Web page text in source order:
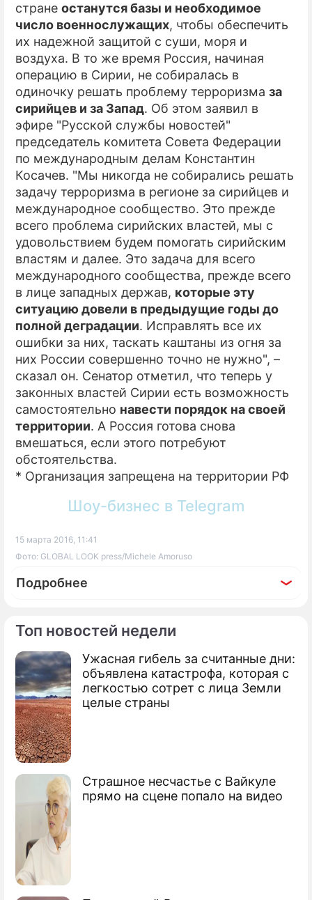
Топ новостей недели
Ужасная гибель за считанные дни:
объявлена катастрофа, которая с
легкостью сотрет с лица Земли
целые страны
Страшное несчастье с Вайкуле
прямо на сцене попало на видео
стране останутся базы и необходимое
число военнослужащих, чтобы обеспечить
их надежной защитой с суши, моря и
воздуха. В то же время Россия, начиная
операцию в Сирии, не собиралась в
одиночку решать проблему терроризма за
сирийцев и за Запад. Об этом заявил в
эфире "Русской службы новостей"
председатель комитета Совета Федерации
по международным делам Константин
Косачев. "Мы никогда не собирались решать
задачу терроризма в регионе за сирийцев и
международное сообщество. Это прежде
всего проблема сирийских властей, мы с
удовольствием будем помогать сирийским
властям и далее. Это задача для всего
международного сообщества, прежде всего
в лице западных держав, которые эту
ситуацию довели в предыдущие годы до
полной деградации. Исправлять все их
ошибки за них, таскать каштаны из огня за
них России совершенно точно не нужно", –
сказал он. Сенатор отметил, что теперь у
законных властей Сирии есть возможность
самостоятельно навести порядок на своей
территории. А Россия готова снова
вмешаться, если этого потребуют
обстоятельства.
* Организация запрещена на территории РФ
Шоу-бизнес в Telegram
15 марта 2016, 11:41
Фото: GLOBAL LOOK press/Michele Amoruso
Подробнее
По теме
Россия проследит за ситуацией в Сирии
Мусульмане России одобрили
операцию в Сирии
Как мир воспринял вывод ВКС из Сирии
Что стало с Сирией за пять лет войны